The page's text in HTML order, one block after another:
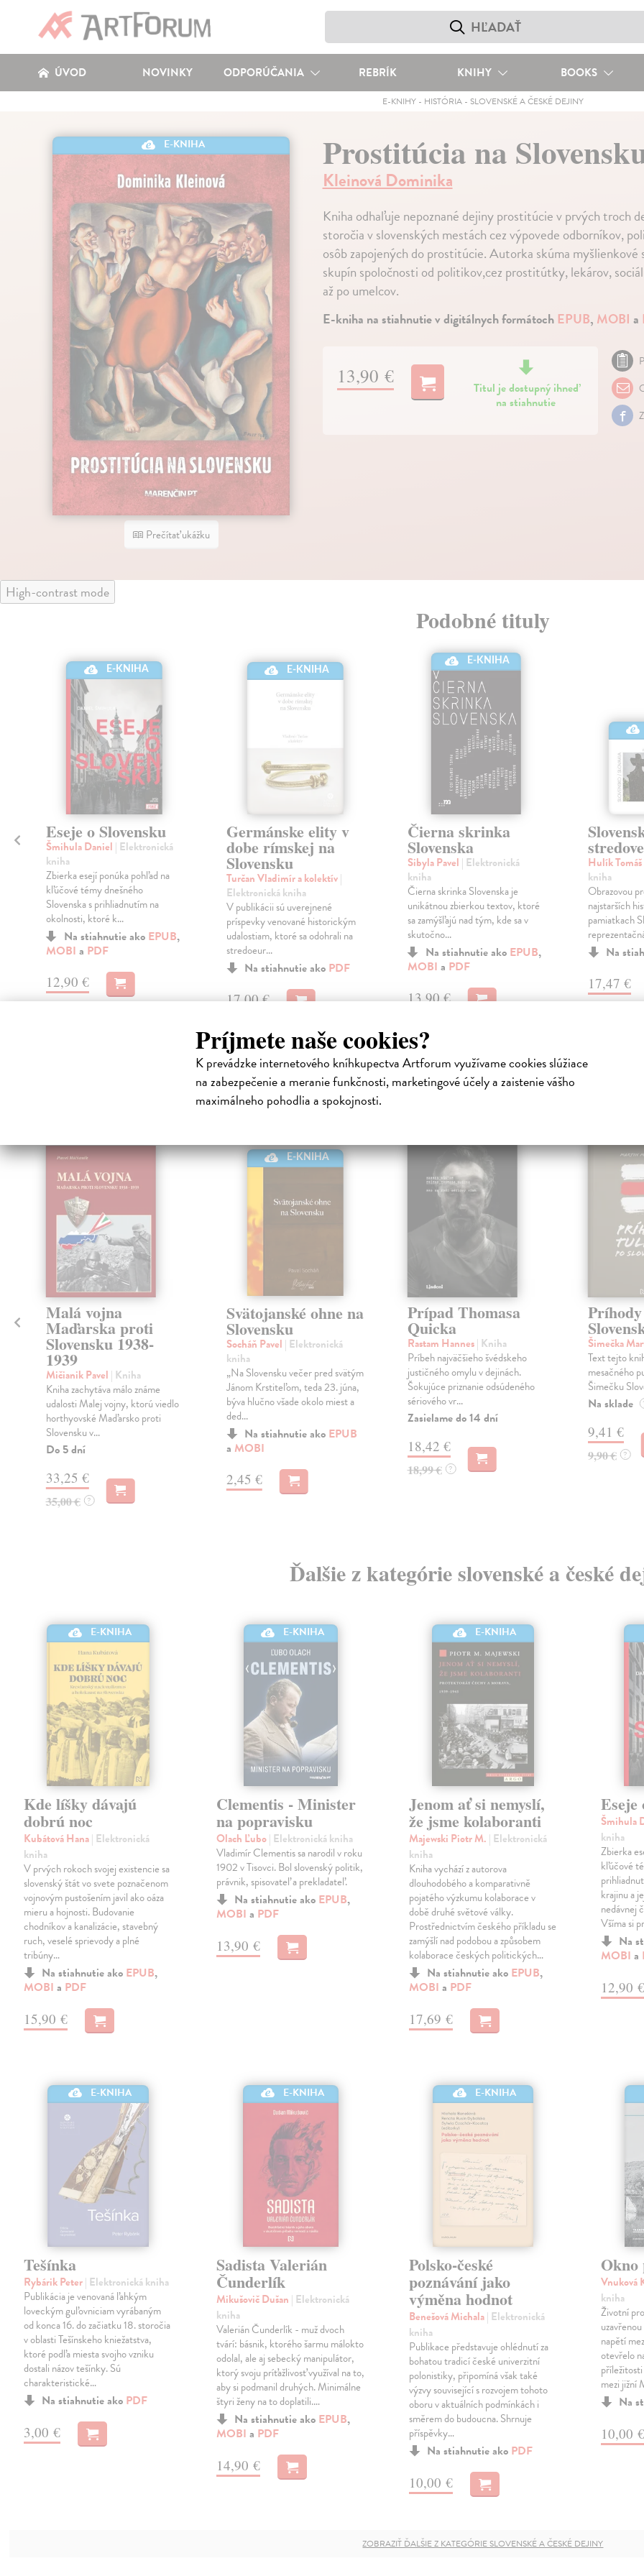
Príjmete naše cookies?
K prevádzke internetového kníhkupectva Artforum využívame cookies slúžiace
na zabezpečenie a meranie funkčnosti, marketingové účely a zaistenie vášho
maximálneho pohodlia a spokojnosti.
ÚVOD NOVINKY ODPORÚČANIA REBRÍK KNIHY BOOKS
E-KNIHY- HISTÓRIA- SLOVENSKÉ A ČESKÉ DEJINY
E-KNIHA
Prečítať ukážku
Prostitúcia na
Kleinová Dominika
Kniha odhaľuje nepoznané dejiny prostitúcie v prvých troch
storočia v slovenských mestách cez výpovede odborníkov,
osôb zapojených do prostitúcie. Autorka skúma myšlienkové
skupín spoločnosti od politikov,cez prostitútky, lekárov,
až po umelcov.
E-kniha na stiahnutie v digitálnych formátoch EPUB, MOBI a
13,90 €
Titul je dostupný ihneď
na stiahnutie
High-contrast mode
Podobné tituly
E-KNIHA
Eseje o Slovensku
Šmihula Daniel | Elektronická
kniha
Zbierka esejí ponúka pohľad na
kľúčové témy dnešného
Slovenska s prihliadnutím na
okolnosti, ktoré k...
Na stiahnutie ako EPUB,
MOBI a PDF
12,90 €
E-KNIHA
Germánske elity v
dobe rímskej na
Slovensku
Turčan Vladimír a kolektív|
Elektronická kniha
V publikácii sú uverejnené
príspevky venované historickým
udalostiam, ktoré sa odohrali na
stredoeur...
Na stiahnutie ako PDF
17,00 €
E-KNIHA
Čierna skrinka
Slovenska
Sibyla Pavel | Elektronická
kniha
Čierna skrinka Slovenska je
unikátnou zbierkou textov, ktoré
sa zamýšľajú nad tým, kde sa v
skutočno...
Na stiahnutie ako EPUB,
MOBI a PDF
13,90 €
Hulík Tomáš
kniha
Obrazovou
najstarších
pamiatkach
Na
17,47 €
Čitatelia s podobným vkusom si kúpili
Malá vojna
Maďarska proti
Slovensku 1938-
1939
Mičianik Pavel | Kniha
Kniha zachytáva málo známe
udalosti Malej vojny, ktorú viedlo
horthyovské Maďarsko proti
Slovensku v...
Do 5 dní
33,25 €
35,00 € ?
E-KNIHA
Svätojanské ohne na
Slovensku
Socháň Pavel | Elektronická
kniha
„Na Slovensku večer pred svätým
Jánom Krstiteľom, teda 23. júna,
býva hlučno všade okolo miest a
ded...
Na stiahnutie ako EPUB
a MOBI
2,45 €
Prípad Thomasa
Quicka
Rastam Hannes| Kniha
Príbeh najväčšieho švédskeho
justičného omylu v dejinách.
Šokujúce priznanie odsúdeného
sériového vr...
Zasielame do 14 dní
18,42 €
18,99 € ?
Šimečka
Text tejto
mesačného
Šimečku
Na sklade
9,41 €
9,90 € ?
Ďalšie z kategórie slovenské a české
E-KNIHA
Kde líšky dávajú
dobrú noc
Kubátová Hana| Elektronická
kniha
V prvých rokoch svojej existencie sa
slovenský štát vo svete poznačenom
vojnovým pustošením javil ako oáza
mieru a hojnosti. Budovanie
chodníkov a kanalizácie, stavebný
ruch, veselé sprievody a plné
tribúny…
Na stiahnutie ako EPUB,
MOBI a PDF
15,90 €
E-KNIHA
Clementis - Minister
na popravisku
Olach Ľubo| Elektronická kniha
Vladimír Clementis sa narodil v roku
1902 v Tisovci. Bol slovenský politik,
právnik, spisovateľ a prekladateľ.
Na stiahnutie ako EPUB,
MOBI a PDF
13,90 €
E-KNIHA
Jenom ať si nemyslí,
že jsme kolaboranti
Majewski Piotr M. | Elektronická
kniha
Kniha vychází z autorova
dlouhodobého a komparativně
pojatého výzkumu kolaborace v
době druhé světové války.
Prostřednictvím českého příkladu se
zamýšlí nad podobou a způsobem
kolaborace českých politických…
Na stiahnutie ako EPUB,
MOBI a PDF
17,69 €
Eseje
Šmihula
kniha
Zbierka
kľúčové
krajinu a
nedávnej
Všíma si
Na
MOBI a
12,90 €
E-KNIHA
Tešínka
Rybárik Peter| Elektronická kniha
Publikácia je venovaná ľahkým
loveckým guľovniciam vyrábaným
od konca 16. do začiatku 18. storočia
v oblasti Tešínskeho kniežatstva,
ktoré podľa miesta svojho vzniku
dostali názov tešínky. Sú
charakteristické…
Na stiahnutie ako PDF
3,00 €
E-KNIHA
Sadista Valerián
Čunderlík
Mikušovič Dušan | Elektronická
kniha
Valerián Čunderlík - muž dvoch
tvárí: básnik, ktorého šarmu málokto
odolal, ale aj sebecký manipulátor,
ktorý svoju príťažlivosť využíval na to,
aby si podmanil druhých. Minimálne
štyri ženy na to doplatili.…
Na stiahnutie ako EPUB,
MOBI a PDF
14,90 €
E-KNIHA
Polsko-české
poznávání jako
výměna hodnot
Benešová Michala| Elektronická
kniha
Publikace představuje ohlédnutí za
bohatou tradicí české univerzitní
polonistiky, připomíná však také
výzvy související s rozvojem tohoto
oboru v aktuálních podmínkách i
směrem do budoucna. Shrnuje
příspěvky…
Na stiahnutie ako PDF
10,00 €
Vnuková
kniha
Životní
napětí
otevřelo
mezi jižní
Na
10,00 €
ZOBRAZIŤ ĎALŠIE Z KATEGÓRIE SLOVENSKÉ A ČESKÉ DEJINY